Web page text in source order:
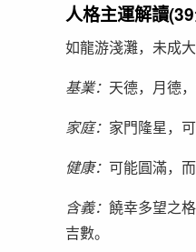
人格主運解讀
如龍游淺灘，未成
基業： 天德，月德
家庭： 家門隆星，
健康： 可能圓滿，
含義： 饒幸多望之
吉數。